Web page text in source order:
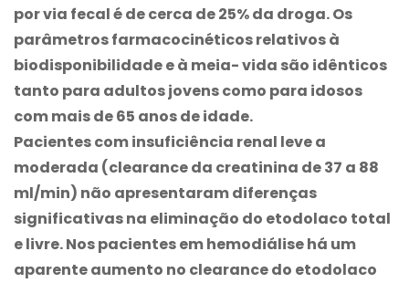
por via fecal é de cerca de 25% da droga. Os
parâmetros farmacocinéticos relativos à
biodisponibilidade e à meia- vida são idênticos
tanto para adultos jovens como para idosos
com mais de 65 anos de idade.
Pacientes com insuficiência renal leve a
moderada (clearance da creatinina de 37 a 88
ml/min) não apresentaram diferenças
significativas na eliminação do etodolaco total
e livre. Nos pacientes em hemodiálise há um
aparente aumento no clearance do etodolaco